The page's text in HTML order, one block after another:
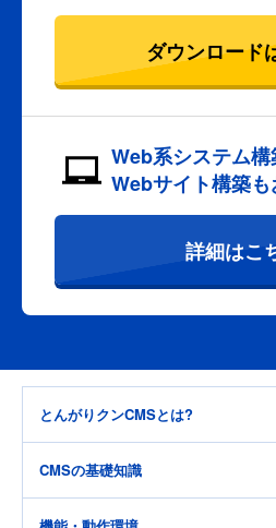
ダウンロード
Web系システム構
Webサイト構築も
詳細はこ
とんがりクンCMSとは?
"機能" がシンプル、カンタン!
“移行機能”があるから 移行もカンタン!
CMSの基礎知識
CMSとは